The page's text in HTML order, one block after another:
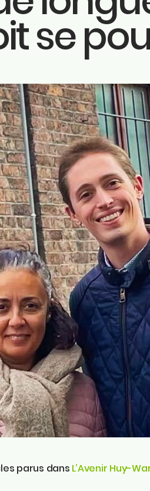
se
parus dans L’Avenir Huy-